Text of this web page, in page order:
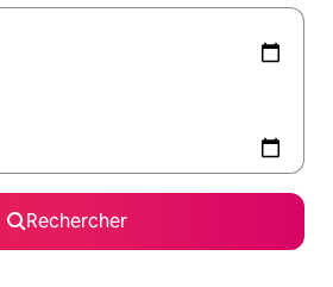
Rechercher